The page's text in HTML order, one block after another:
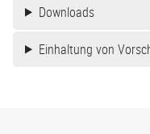
Downloads
Einhaltung von